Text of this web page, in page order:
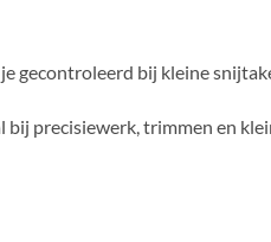
gecontroleerd bij kleine
bij precisiewerk, trimmen en